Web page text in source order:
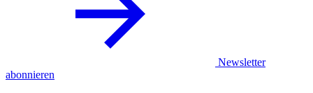
Newsletter
abonnieren